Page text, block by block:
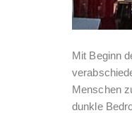
Mit Beginn
Menschen
dunkle